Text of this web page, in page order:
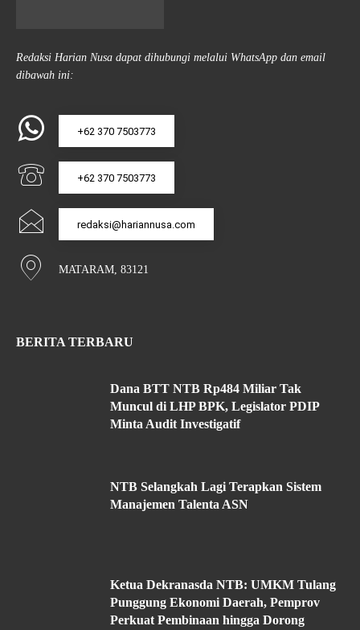
Redaksi Harian Nusa dapat dihubungi melalui WhatsApp dan email
dibawah ini:
+62 370 7503773
+62 370 7503773
redaksi@hariannusa.com
MATARAM, 83121
BERITA TERBARU
Dana BTT NTB Rp484 Miliar Tak
Muncul di LHP BPK, Legislator PDIP
Minta Audit Investigatif
NTB Selangkah Lagi Terapkan Sistem
Manajemen Talenta ASN
Ketua Dekranasda NTB: UMKM Tulang
Punggung Ekonomi Daerah, Pemprov
Perkuat Pembinaan hingga Dorong